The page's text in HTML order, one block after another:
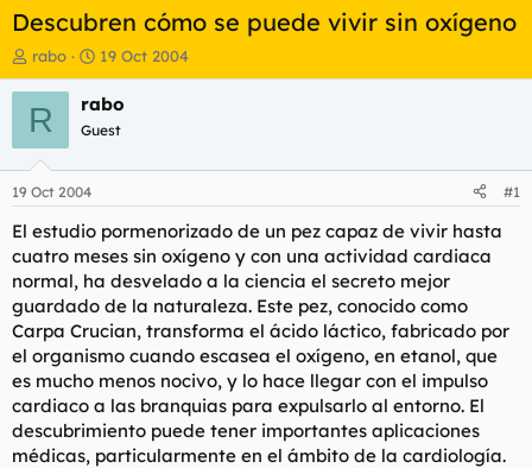
Descubren cómo se puede vivir sin oxígeno
I
n
i
c
a
d
o
r
e
l
t
e
m
a
rabo
F
e
c
a
i
n
i
c
i
o
19 Oct 2004
R rabo
Guest
19 Oct 2004 #1
El estudio pormenorizado de un pez capaz de vivir hasta
cuatro meses sin oxígeno y con una actividad cardiaca
normal, ha desvelado a la ciencia el secreto mejor
guardado de la naturaleza. Este pez, conocido como
Carpa Crucian, transforma el ácido láctico, fabricado por
el organismo cuando escasea el oxígeno, en etanol, que
es mucho menos nocivo, y lo hace llegar con el impulso
cardiaco a las branquias para expulsarlo al entorno. El
descubrimiento puede tener importantes aplicaciones
médicas, particularmente en el ámbito de la cardiología.